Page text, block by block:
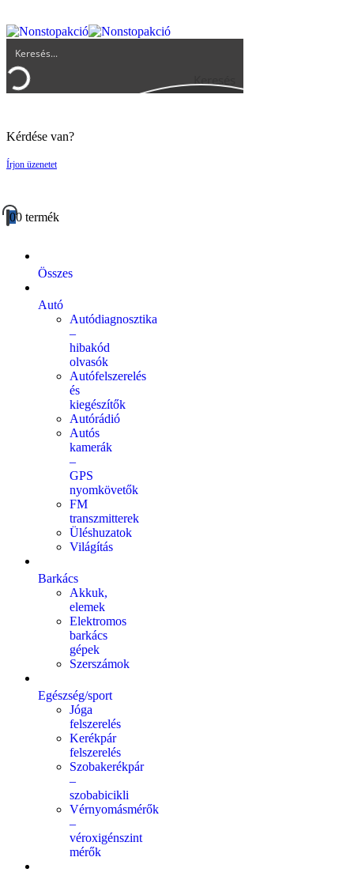
Keresés
Kérdése van?
Írjon üzenetet
00 termék
Összes
Autó
Autódiagnosztika
–
hibakód
olvasók
Autófelszerelés
és
kiegészítők
Autórádió
Autós
kamerák
–
GPS
nyomkövetők
FM
transzmitterek
Üléshuzatok
Világítás
Barkács
Akkuk,
elemek
Elektromos
barkács
gépek
Szerszámok
Egészség/sport
Jóga
felszerelés
Kerékpár
felszerelés
Szobakerékpár
–
szobabicikli
Vérnyomásmérők
–
véroxigénszint
mérők